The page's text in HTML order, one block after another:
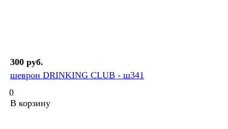
300 руб.
шеврон DRINKING CLUB - ш341
0
В корзину